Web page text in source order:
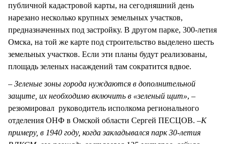
публичной кадастровой карты, на сегодняшний день
нарезано несколько крупных земельных участков,
предназначенных под застройку. В другом парке, 300-летия
Омска, на той же карте под строительство выделено шесть
земельных участков. Если эти планы будут реализованы,
площадь зеленых насаждений там сократится вдвое.
– Зеленые зоны города нуждаются в дополнительной
защите, их необходимо включить в «зеленый щит», –
резюмировал руководитель исполкома регионального
отделения ОНФ в Омской области Сергей ПЕСЦОВ. –К
примеру, в 1940 году, когда закладывался парк 30-летия